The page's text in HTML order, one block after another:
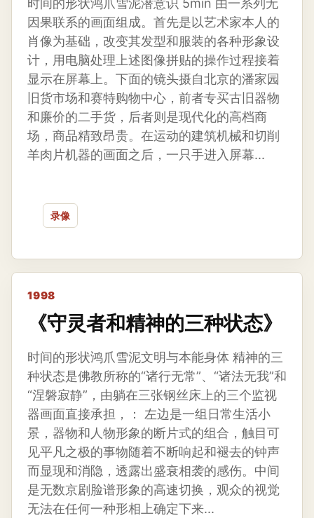
时间的形状鸿爪雪泥潜意识 5min 由一系列无
因果联系的画面组成。首先是以艺术家本人的
肖像为基础，改变其发型和服装的各种形象设
计，用电脑处理上述图像拼贴的操作过程接着
显示在屏幕上。下面的镜头摄自北京的潘家园
旧货市场和赛特购物中心，前者专买古旧器物
和廉价的二手货，后者则是现代化的高档商
场，商品精致昂贵。在运动的建筑机械和切削
羊肉片机器的画面之后，一只手进入屏幕...
录像
1998
《守灵者和精神的三种状态》
时间的形状鸿爪雪泥文明与本能身体 精神的三
种状态是佛教所称的“诸行无常”、“诸法无我”和
“涅磐寂静”，由躺在三张钢丝床上的三个监视
器画面直接承担，： 左边是一组日常生活小
景，器物和人物形象的断片式的组合，触目可
见平凡之极的事物随着不断响起和褪去的钟声
而显现和消隐，透露出盛衰相袭的感伤。中间
是无数京剧脸谱形象的高速切换，观众的视觉
无法在任何一种形相上确定下来...